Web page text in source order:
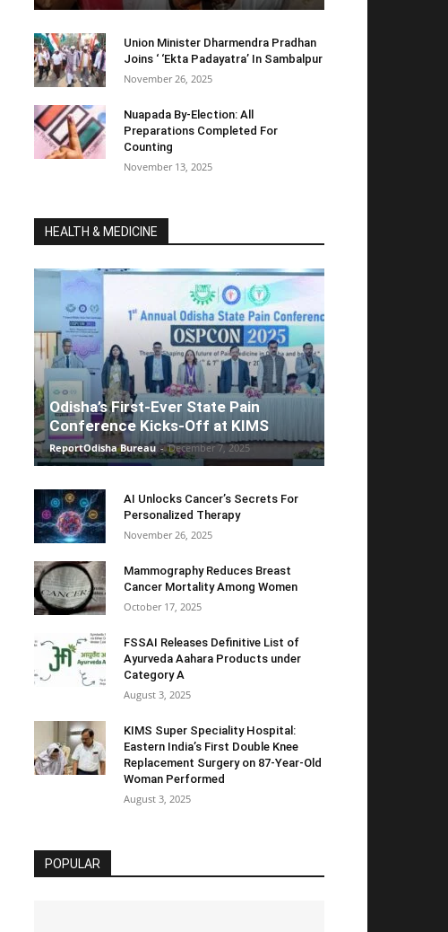
Union Minister Dharmendra Pradhan
Joins ‘ ‘Ekta Padayatra’ In Sambalpur
November 26, 2025
Nuapada By-Election: All
Preparations Completed For
Counting
November 13, 2025
HEALTH & MEDICINE
Odisha’s First-Ever State Pain
Conference Kicks-Off at KIMS
ReportOdisha Bureau - December 7, 2025
AI Unlocks Cancer’s Secrets For
Personalized Therapy
November 26, 2025
Mammography Reduces Breast
Cancer Mortality Among Women
October 17, 2025
FSSAI Releases Definitive List of
Ayurveda Aahara Products under
Category A
August 3, 2025
KIMS Super Speciality Hospital:
Eastern India’s First Double Knee
Replacement Surgery on 87-Year-Old
Woman Performed
August 3, 2025
POPULAR